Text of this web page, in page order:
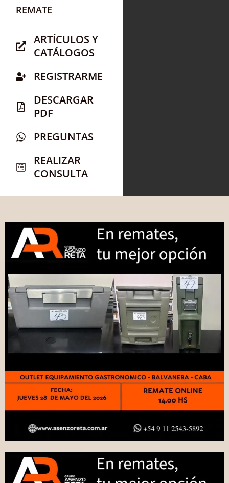
REMATE
ARTÍCULOS Y
CATÁLOGOS
REGISTRARME
DESCARGAR
PDF
PREGUNTAS
REALIZAR
CONSULTA